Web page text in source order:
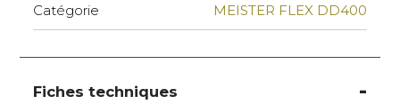
Catégorie MEISTER FLEX DD400
Fiches techniques